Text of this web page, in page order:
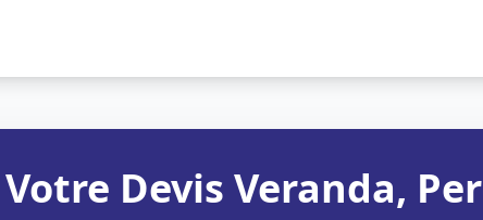
Votre Devis Veranda,